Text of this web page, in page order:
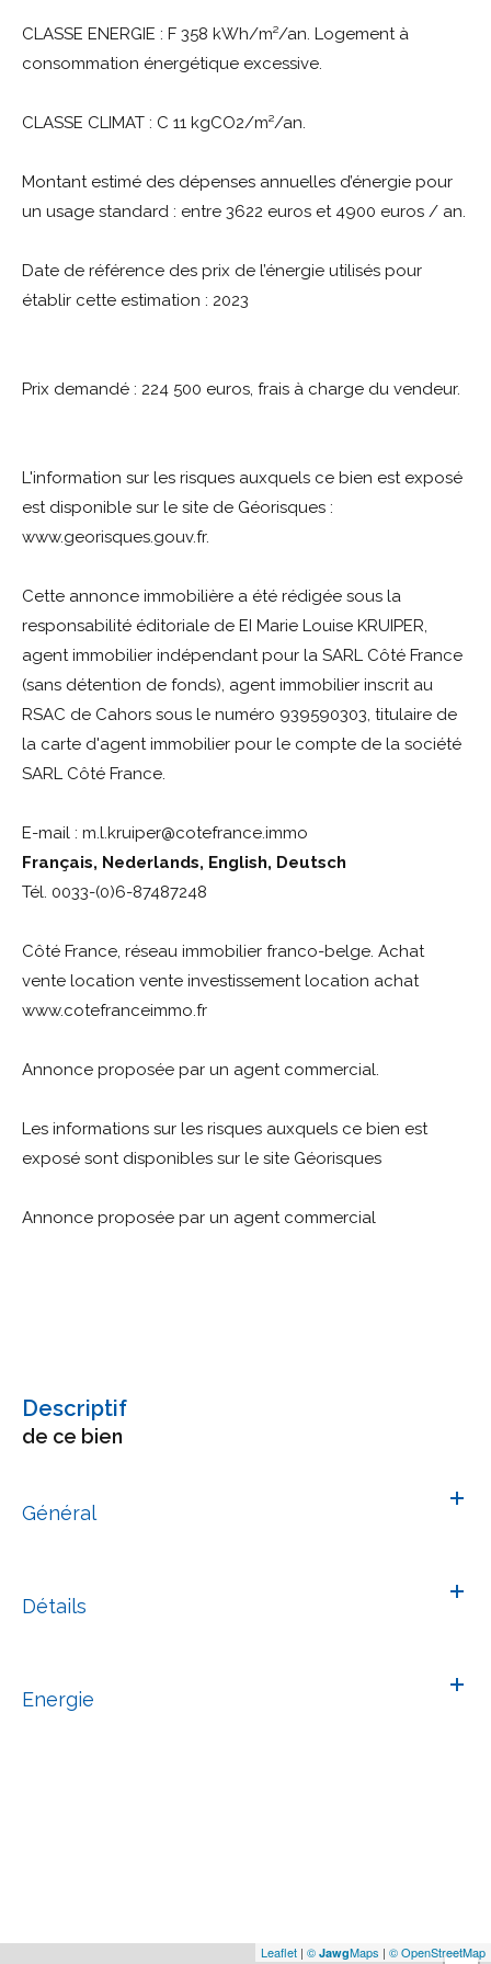
CLASSE ENERGIE : F 358 kWh/m²/an. Logement à
consommation énergétique excessive.
CLASSE CLIMAT : C 11 kgCO2/m²/an.
Montant estimé des dépenses annuelles d’énergie pour
un usage standard : entre 3622 euros et 4900 euros / an.
Date de référence des prix de l’énergie utilisés pour
établir cette estimation : 2023
Prix demandé : 224 500 euros, frais à charge du vendeur.
L'information sur les risques auxquels ce bien est exposé
est disponible sur le site de Géorisques :
www.georisques.gouv.fr.
Cette annonce immobilière a été rédigée sous la
responsabilité éditoriale de EI Marie Louise KRUIPER,
agent immobilier indépendant pour la SARL Côté France
(sans détention de fonds), agent immobilier inscrit au
RSAC de Cahors sous le numéro 939590303, titulaire de
la carte d'agent immobilier pour le compte de la société
SARL Côté France.
E-mail : m.l.kruiper@cotefrance.immo
Français, Nederlands, English, Deutsch
Tél. 0033-(0)6-87487248
Côté France, réseau immobilier franco-belge. Achat
vente location vente investissement location achat
www.cotefranceimmo.fr
Annonce proposée par un agent commercial.
Les informations sur les risques auxquels ce bien est
exposé sont disponibles sur le site Géorisques
Annonce proposée par un agent commercial
descriptif
de ce bien
Général
Détails
Energie
Leaflet | © JawgMaps | © OpenStreetMap